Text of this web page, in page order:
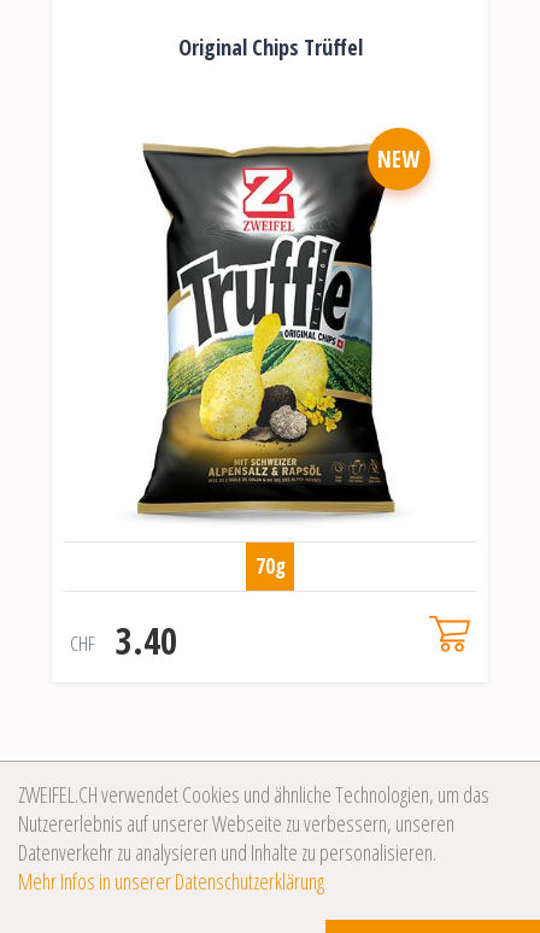
Original Chips Trüffel
NEW
70g
CHF 3.40
ZWEIFEL.CH verwendet Cookies und ähnliche Technologien, um das
Nutzererlebnis auf unserer Webseite zu verbessern, unseren
Datenverkehr zu analysieren und Inhalte zu personalisieren.
Mehr Infos in unserer Datenschutzerklärung